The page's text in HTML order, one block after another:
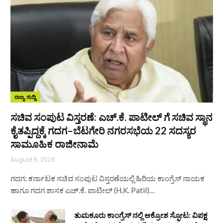
ರಾಜ್ಯ ಸುದ್ದಿ
ಸಚಿವ ಸಂಪುಟ ವಿಸ್ತರಣೆ: ಎಚ್.ಕೆ. ಪಾಟೀಲ್ ಗೆ ಸಚಿವ ಸ್ಥಾನ
ಕೈತಪ್ಪಿದ್ದಕ್ಕೆ ಗದಗ–ಬೆಟಗೇರಿ ನಗರಸಭೆಯ 22 ಸದಸ್ಯರ
ಸಾಮೂಹಿಕ ರಾಜೀನಾಮೆ
August 5, 2026
ಗದಗ: ಕರ್ನಾಟಕ ಸಚಿವ ಸಂಪುಟ ವಿಸ್ತರಣೆಯಲ್ಲಿ ಹಿರಿಯ ಕಾಂಗ್ರೆಸ್ ನಾಯಕ
ಹಾಗೂ ಗದಗ ಶಾಸಕ ಎಚ್.ಕೆ. ಪಾಟೀಲ್ (H.K. Patil)…
ತುಮಕೂರು ಕಾಂಗ್ರೆಸ್ ನಲ್ಲಿ ಆಕ್ರೋಶ ಸ್ಫೋಟ: ವಿಪಕ್ಷ